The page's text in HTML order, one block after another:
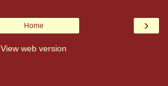
›
Home
View web version